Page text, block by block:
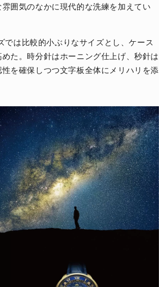
囲気のなかに現代的な洗練を加えてい
では比較的小ぶりなサイズとし、ケース
た。時分針はホーニング仕上げ、秒針は
を確保しつつ文字板全体にメリハリを添